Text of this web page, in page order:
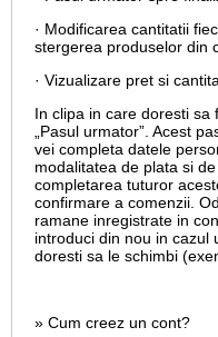
· Modificarea cantitatii
stergerea produselor din
· Vizualizare pret si
In clipa in care doresti sa
„Pasul urmator”. Acest
vei completa datele
modalitatea de plata si
completarea tuturor
confirmare a comenzii.
ramane inregistrate in
introduci din nou in cazul
doresti sa le schimbi
» Cum creez un cont?